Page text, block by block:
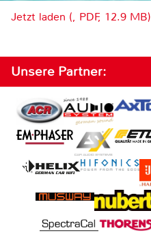
Jetzt laden (, PDF, 12.9 MB)
Unsere Partner: